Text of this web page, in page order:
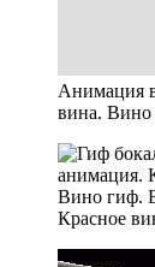
Анимация
вина. Вино
Вино гиф.
Красное